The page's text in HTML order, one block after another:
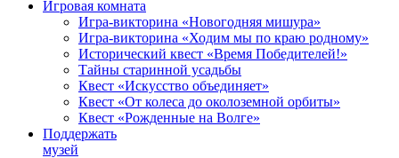
Игровая комната
Игра-викторина «Новогодняя мишура»
Игра-викторина «Ходим мы по краю родному»
Исторический квест «Время Победителей!»
Тайны старинной усадьбы
Квест «Искусство объединяет»
Квест «От колеса до околоземной орбиты»
Квест «Рожденные на Волге»
Поддержать
музей